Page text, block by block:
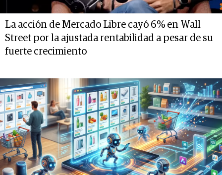
La acción de Mercado Libre cayó 6% en Wall
Street por la ajustada rentabilidad a pesar de su
fuerte crecimiento